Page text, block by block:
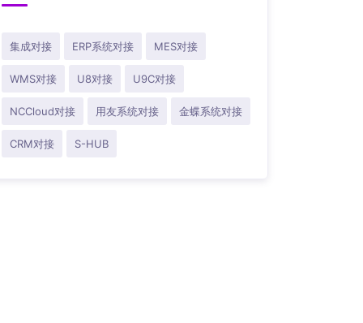
集成对接 ERP系统对接 MES对接
WMS对接 U8对接 U9C对接
NCCloud对接 用友系统对接 金蝶系统对接
CRM对接 S-HUB